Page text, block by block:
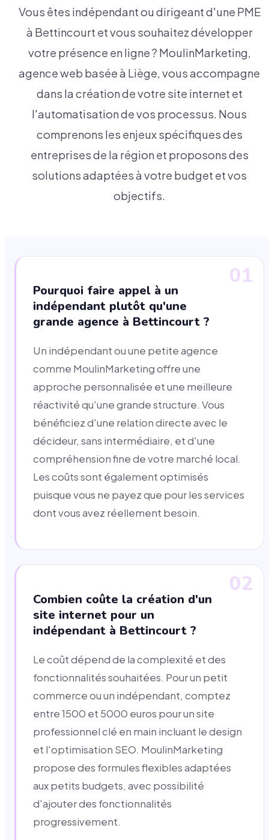
Vous êtes indépendant ou dirigeant d'une PME
à Bettincourt et vous souhaitez développer
votre présence en ligne ? MoulinMarketing,
agence web basée à Liège, vous accompagne
dans la création de votre site internet et
l'automatisation de vos processus. Nous
comprenons les enjeux spécifiques des
entreprises de la région et proposons des
solutions adaptées à votre budget et vos
objectifs.
01
Pourquoi faire appel à un
indépendant plutôt qu'une
grande agence à Bettincourt ?
Un indépendant ou une petite agence
comme MoulinMarketing offre une
approche personnalisée et une meilleure
réactivité qu'une grande structure. Vous
bénéficiez d'une relation directe avec le
décideur, sans intermédiaire, et d'une
compréhension fine de votre marché local.
Les coûts sont également optimisés
puisque vous ne payez que pour les services
dont vous avez réellement besoin.
02
Combien coûte la création d'un
site internet pour un
indépendant à Bettincourt ?
Le coût dépend de la complexité et des
fonctionnalités souhaitées. Pour un petit
commerce ou un indépendant, comptez
entre 1500 et 5000 euros pour un site
professionnel clé en main incluant le design
et l'optimisation SEO. MoulinMarketing
propose des formules flexibles adaptées
aux petits budgets, avec possibilité
d'ajouter des fonctionnalités
progressivement.